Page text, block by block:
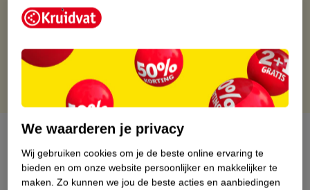
Gratis thuisbezorgd
Gratis retourneren via verkooppartner.
Over dit product
Productinformatie
We waarderen je privacy
Wij gebruiken cookies om je de beste online ervaring te
bieden en om onze website persoonlijker en makkelijker te
maken. Zo kunnen we jou de beste acties en aanbiedingen